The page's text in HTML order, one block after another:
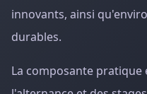
innovants, ainsi
durables.
La composante